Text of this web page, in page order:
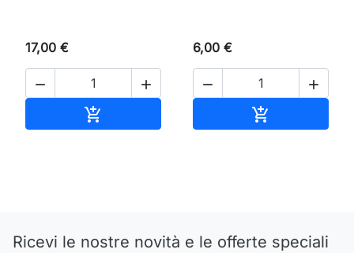
17,00 €
 

6,00 €
 

Ricevi le nostre novità e le offerte speciali